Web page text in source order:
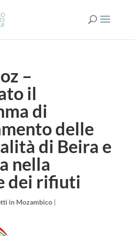
–
il
di
delle
di Beira e
nella
dei rifiuti
in Mozambico|